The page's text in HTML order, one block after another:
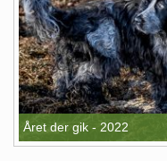
Året der gik - 2022